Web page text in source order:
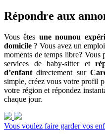
Répondre aux
Vous êtes une nounou
domicile ? Vous avez un
moments de temps libre? Vous
services de baby-sitter et
d’enfant directement sur
simple, créez vous votre profil
votre région et répondez
chaque jour.
Vous voulez faire garder vos